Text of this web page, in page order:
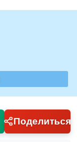
Поделиться